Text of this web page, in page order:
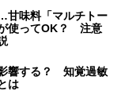
甘味料「マルチトー
使ってOK？ 注意
響する？ 知覚過敏
は